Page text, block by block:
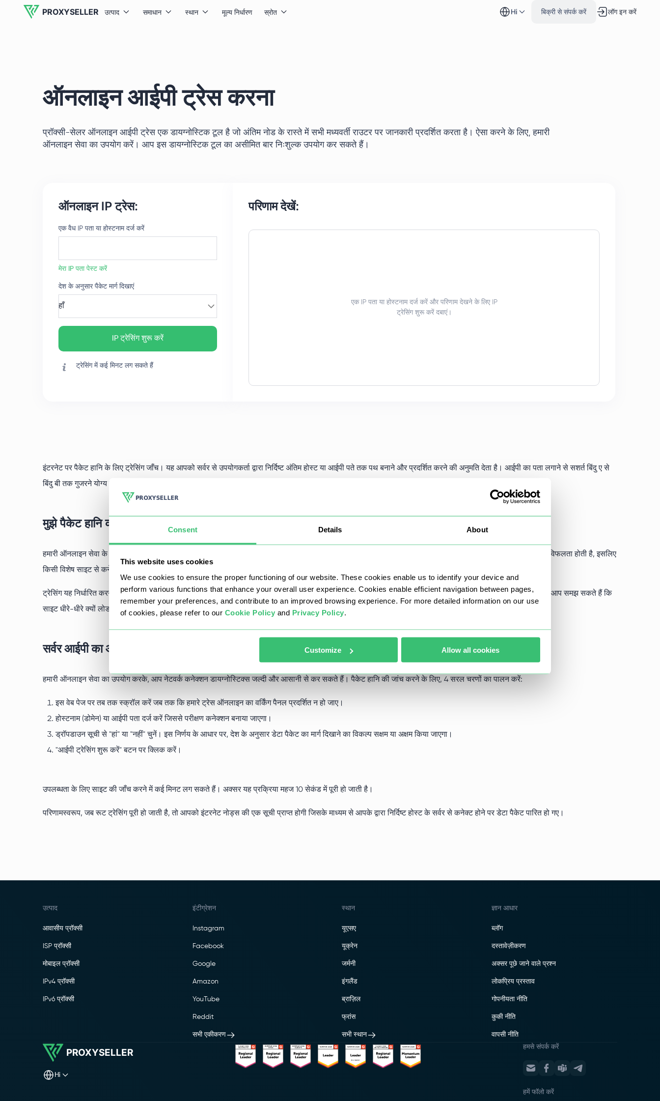
Consent Details About
This website uses cookies
We use cookies to ensure the proper functioning of our website. These cookies enable us to identify your device and
perform various functions that enhance your overall user experience. Cookies enable efficient navigation between pages,
remember your preferences, and contribute to an improved browsing experience. For more detailed information on our use
of cookies, please refer to our Cookie Policy and Privacy Policy.
Customize Allow all cookies
PROXYSELLER उत्पाद समाधान स्थान मूल्य निर्धारण स्रोत hi बिक्री से संपर्क करें लॉग इन करें
ऑनलाइन आईपी ट्रेस करना
प्रॉक्सी-सेलर ऑनलाइन आईपी ट्रेस एक डायग्नोस्टिक टूल है जो अंतिम नोड के रास्ते में सभी मध्यवर्ती राउटर पर जानकारी प्रदर्शित करता है। ऐसा करने के लिए, हमारी
ऑनलाइन सेवा का उपयोग करें। आप इस डायग्नोस्टिक टूल का असीमित बार निःशुल्क उपयोग कर सकते हैं।
ऑनलाइन IP ट्रेस:
एक वैध IP पता या होस्टनाम दर्ज करें
मेरा IP पता पेस्ट करें
देश के अनुसार पैकेट मार्ग दिखाएं
हाँ
IP ट्रेसिंग शुरू करें
ट्रेसिंग में कई मिनट लग सकते हैं
परिणाम देखें:
एक IP पता या होस्टनाम दर्ज करें और परिणाम देखने के लिए IP
ट्रेसिंग शुरू करें दबाएं।
इंटरनेट पर पैकेट हानि के लिए ट्रेसिंग जाँच। यह आपको सर्वर से उपयोगकर्ता द्वारा निर्दिष्ट अंतिम होस्ट या आईपी पते तक पथ बनाने और प्रदर्शित करने की अनुमति देता है। आईपी का पता लगाने से सशर्त बिंदु ए से
बिंदु बी तक गुजरने योग्य मार्ग से जुड़े विलंब को मापने में मदद मिलेगी।
मुझे पैकेट हानि की जाँच क्यों करनी चाहिए?
हमारी ऑनलाइन सेवा के माध्यम से साइट ट्रेसिंग से नेटवर्क डायग्नोस्टिक्स करने में मदद मिलती है। पैकेट हानि के कारण वायरलेस नेटवर्क, वाइड एरिया नेटवर्क (डब्ल्यूएएन), और बहुत कुछ में विफलता होती है, इसलिए
किसी विशेष साइट से कनेक्ट करते समय वर्तमान कनेक्शन समस्याओं के कारणों को समझना महत्वपूर्ण है।
ट्रेसिंग यह निर्धारित करने के लिए एक प्रभावी उपकरण है कि पैकेट हानि नेटवर्क कनेक्शन समस्याओं के कारण है या खराब वीओआईपी कनेक्शन के कारण है। ट्रेस करने का तरीका समझकर आप समझ सकते हैं कि
साइट धीरे-धीरे क्यों लोड हो रही है। प्राप्त जानकारी के कारण, इंटरनेट कनेक्शन स्थापित करने के लिए समय पर परिवर्तन करना संभव होगा।
सर्वर आईपी का ऑनलाइन पता कैसे लगाएं
हमारी ऑनलाइन सेवा का उपयोग करके, आप नेटवर्क कनेक्शन डायग्नोस्टिक्स जल्दी और आसानी से कर सकते हैं। पैकेट हानि की जांच करने के लिए, 4 सरल चरणों का पालन करें:
इस वेब पेज पर तब तक स्क्रॉल करें जब तक कि हमारे ट्रेस ऑनलाइन का वर्किंग पैनल प्रदर्शित न हो जाए।
होस्टनाम (डोमेन) या आईपी पता दर्ज करें जिससे परीक्षण कनेक्शन बनाया जाएगा।
ड्रॉपडाउन सूची से "हां" या "नहीं" चुनें। इस निर्णय के आधार पर, देश के अनुसार डेटा पैकेट का मार्ग दिखाने का विकल्प सक्षम या अक्षम किया जाएगा।
"आईपी ट्रेसिंग शुरू करें" बटन पर क्लिक करें।
उपलब्धता के लिए साइट की जाँच करने में कई मिनट लग सकते हैं। अक्सर यह प्रक्रिया महज 10 सेकंड में पूरी हो जाती है।
परिणामस्वरूप, जब रूट ट्रेसिंग पूरी हो जाती है, तो आपको इंटरनेट नोड्स की एक सूची प्राप्त होगी जिसके माध्यम से आपके द्वारा निर्दिष्ट होस्ट के सर्वर से कनेक्ट होने पर डेटा पैकेट पारित हो गए।
उत्पाद
आवासीय प्रॉक्सी
ISP प्रॉक्सी
मोबाइल प्रॉक्सी
IPv4 प्रॉक्सी
IPv6 प्रॉक्सी
इंटीग्रेशन
Instagram
Facebook
Google
Amazon
YouTube
Reddit
सभी एकीकरण
स्थान
यूएसए
यूक्रेन
जर्मनी
इंगलैंड
ब्राज़िल
फ्रांस
सभी स्थान
ज्ञान आधार
ब्लॉग
दस्तावेज़ीकरण
अक्सर पूछे जाने वाले प्रश्न
लोकप्रिय प्रस्ताव
गोपनीयता नीति
कुकी नीति
वापसी नीति
PROXYSELLER
hi
हमसे संपर्क करें
हमें फॉलो करें